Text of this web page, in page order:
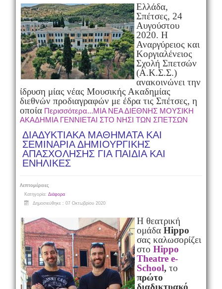
Ελλάδα,
Σπέτσες, 24
Αυγούστου
2020. Η
Αναργύρειος και
Κοργιαλένειος
Σχολή Σπετσών
(Α.Κ.Σ.Σ.)
ανακοινώνει την
ίδρυση μίας νέας Μουσικής Ακαδημίας
διεθνών προδιαγραφών με έδρα τις Σπέτσες, η
οποία Περισσότερα...ΜΙΑ ΝΕΑ ΔΙΕΘΝΗΣ ΜΟΥΣΙΚΗ
ΑΚΑΔΗΜΙΑ ΓΕΝΝΙΕΤΑΙ ΣΤΟ ΝΗΣΙ ΤΩΝ ΣΠΕΤΣΩΝ
ΔΙΑΔΥΚΤΙΑΚΑ ΜΑΘΗΜΑΤΑ ΚΑΙ
ΣΕΜΙΝΑΡΙΑ ΔΗΜΙΟΥΡΓΙΚΗΣ
ΑΠΑΣΧΟΛΗΣΗΣ ΓΙΑ ΠΑΙΔΙΑ ΚΑΙ
ΕΝΗΛΙΚΕΣ
Λεπτομέρειες
Κατηγορία: Διάφορα
Δημοσιεύθηκε : 07 Οκτωβρίου 2020
Η θεατρική
ομάδα Hippo
σας καλωσορίζει
στο Hippo
Theatre e-
School, το
πρώτο
διαδικτυακό